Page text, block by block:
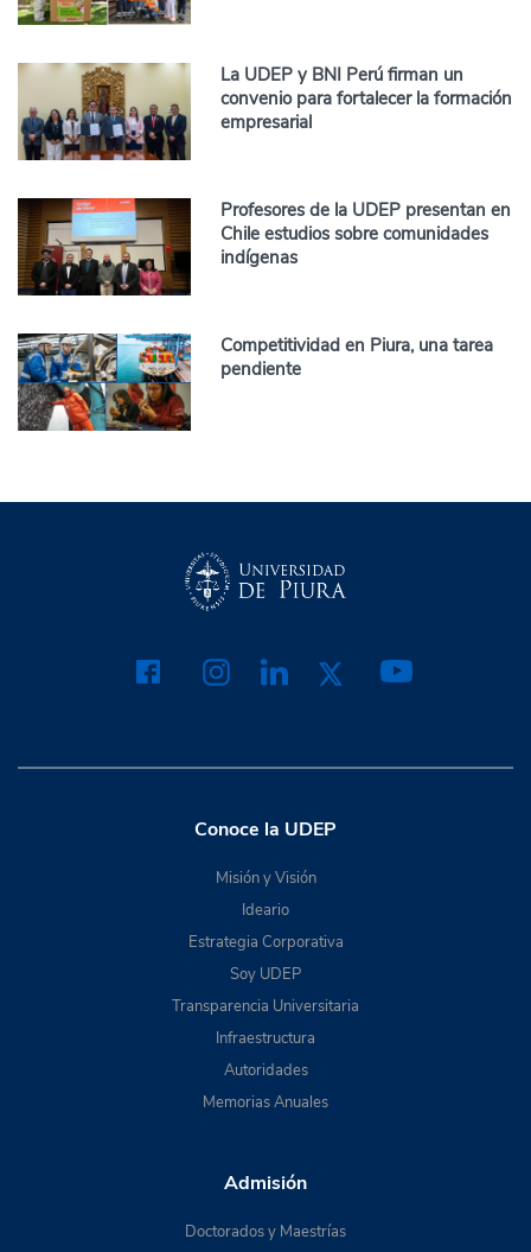
La UDEP y BNI Perú firman un
convenio para fortalecer la formación
empresarial
Profesores de la UDEP presentan en
Chile estudios sobre comunidades
indígenas
Competitividad en Piura, una tarea
pendiente
Conoce la UDEP
Misión y Visión
Ideario
Estrategia Corporativa
Soy UDEP
Transparencia Universitaria
Infraestructura
Autoridades
Memorias Anuales
Admisión
Doctorados y Maestrías